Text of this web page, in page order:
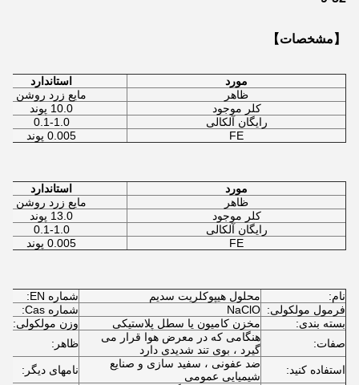
【مشخصات】
مورد
استاندارد
ظاهر
مایع زرد روشن
کلر موجود
10.0 پوند
رایگان آلکالی
0.1-1.0
FE
0.005 پوند
مورد
استاندارد
ظاهر
مایع زرد روشن
کلر موجود
13.0 پوند
رایگان آلکالی
0.1-1.0
FE
0.005 پوند
نام: محلول هیپوکلریت سدیم شماره EN:
فرمول مولکولی: NaClO شماره Cas:
بسته بندی:
مخزن کامیون یا سطل پلاستیکی وزن مولکولی:
صفات:
هنگامی که در معرض هوا قرار می
گیرد ، بوی تند شدیدی دارد
ظاهر:
استفاده کنید:
ضد عفونی ، سفید سازی و صنایع
شیمیایی عمومی
نامهای دیگر: